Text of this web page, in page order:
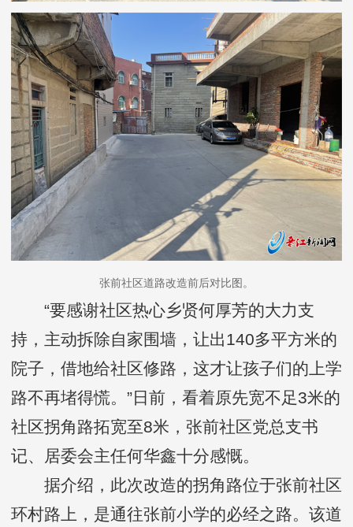
张前社区道路改造前后对比图。
“要感谢社区热心乡贤何厚芳的大力支
持，主动拆除自家围墙，让出140多平方米的
院子，借地给社区修路，这才让孩子们的上学
路不再堵得慌。”日前，看着原先宽不足3米的
社区拐角路拓宽至8米，张前社区党总支书
记、居委会主任何华鑫十分感慨。
据介绍，此次改造的拐角路位于张前社区
环村路上，是通往张前小学的必经之路。该道